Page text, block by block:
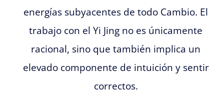
energías subyacentes de todo Cambio. El
trabajo con el Yi Jing no es únicamente
racional, sino que también implica un
elevado componente de intuición y sentir
correctos.